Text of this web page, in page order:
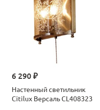
6 290 ₽
Настенный светильник
Citilux Версаль CL408323